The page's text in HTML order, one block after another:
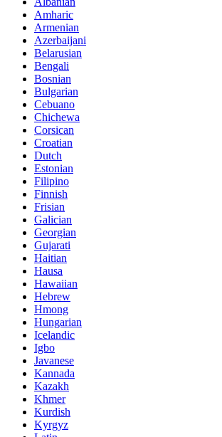
Amharic
Armenian
Azerbaijani
Belarusian
Bengali
Bosnian
Bulgarian
Cebuano
Chichewa
Corsican
Croatian
Dutch
Estonian
Filipino
Finnish
Frisian
Galician
Georgian
Gujarati
Haitian
Hausa
Hawaiian
Hebrew
Hmong
Hungarian
Icelandic
Igbo
Javanese
Kannada
Kazakh
Khmer
Kurdish
Kyrgyz